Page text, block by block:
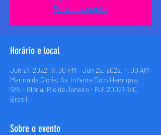
Ver outros eventos
Horário e local
Jun 21, 2022, 11:30 PM – Jun 22, 2022, 4:00 AM
Marina da Glória, Av. Infante Dom Henrique,
S/N - Glória, Rio de Janeiro - RJ, 20021-140,
Brasil
Sobre o evento